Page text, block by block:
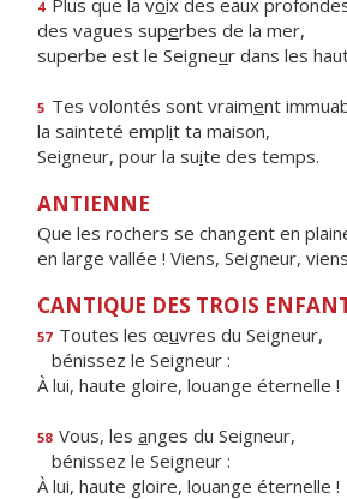
4 Plus que la voix des eaux
des vagues superbes de la mer,
superbe est le Seigneur dans les
5 Tes volontés sont vraiment
la sainteté emplit ta maison,
Seigneur, pour la suite des temps.
ANTIENNE
Que les rochers se changent en
en large vallée ! Viens, Seigneur,
CANTIQUE DES TROIS
57 Toutes les œuvres du Seigneur,
bénissez le Seigneur :
À lui, haute gloire, louange éternelle !
58 Vous, les anges du Seigneur,
bénissez le Seigneur :
À lui, haute gloire, louange éternelle !